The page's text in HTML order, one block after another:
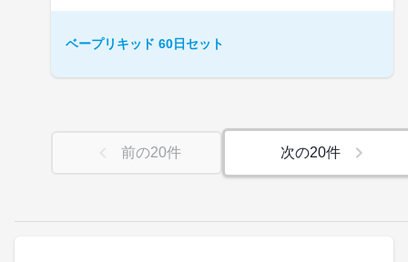
ベープリキッド 60日セット
前の20件 次の20件